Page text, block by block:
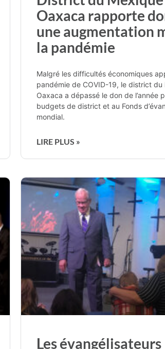
Oaxaca rapporte
une augmentation
la pandémie
Malgré les difficultés économiques
pandémie de COVID-19, le district du
Oaxaca a dépassé le don de l’année
budgets de district et au Fonds
mondial.
LIRE PLUS »
Les évangélisateurs